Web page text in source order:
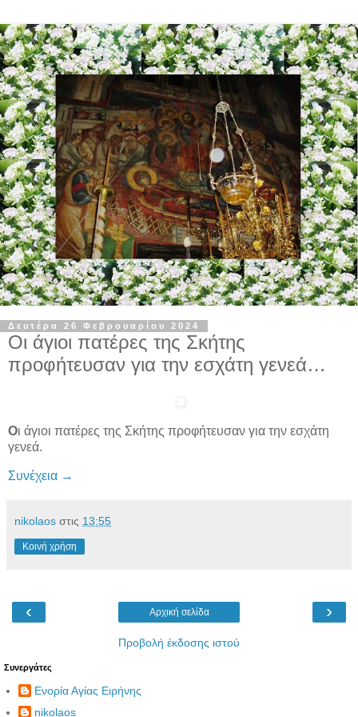
Δευτέρα 26 Φεβρουαρίου 2024
Oι άγιοι πατέρες της Σκήτης
προφήτευσαν για την εσχάτη γενεά…
Oι άγιοι πατέρες της Σκήτης προφήτευσαν για την εσχάτη
γενεά.
Συνέχεια →
nikolaos στις 13:55
Κοινή χρήση
‹ ›
Αρχική σελίδα
Προβολή έκδοσης ιστού
Συνεργάτες
Ενορία Αγίας Ειρήνης
nikolaos